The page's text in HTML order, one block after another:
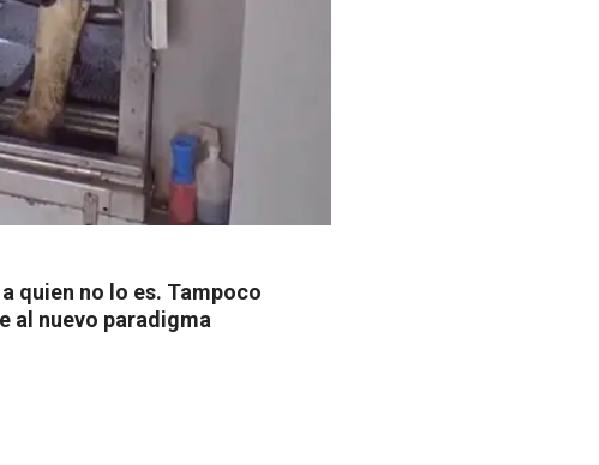
quien no lo es. Tampoco
al nuevo paradigma